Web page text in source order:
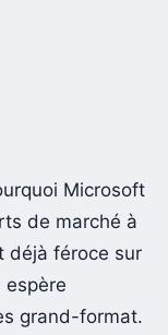
Microsoft
de marché à
déjà féroce sur
grand-format.